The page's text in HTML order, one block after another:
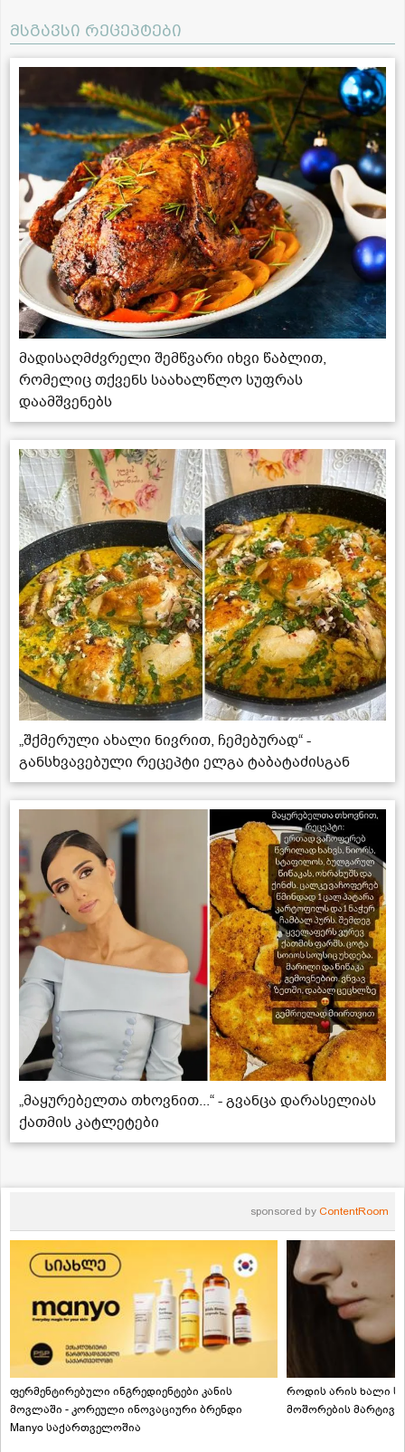
მსგავსი რეცეპტები
მადისაღმძვრელი შემწვარი იხვი წაბლით,
რომელიც თქვენს საახალწლო სუფრას
დაამშვენებს
„შქმერული ახალი ნივრით, ჩემებურად“ -
განსხვავებული რეცეპტი ელგა ტაბატაძისგან
„მაყურებელთა თხოვნით...“ - გვანცა დარასელიას
ქათმის კატლეტები
sponsored by ContentRoom
ფერმენტირებული ინგრედიენტები კანის
მოვლაში - კორეული ინოვაციური ბრენდი
Manyo საქართველოშია
როდის არის ხალი
მოშორების